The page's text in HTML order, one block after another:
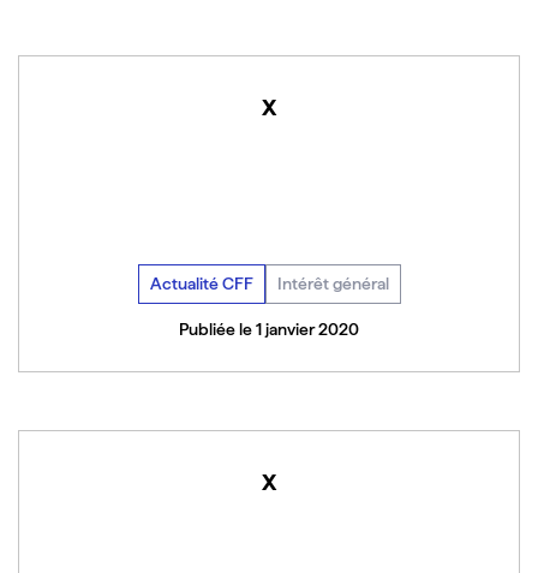
x
Actualité CFF Intérêt général
Publiée le 1 janvier 2020
x